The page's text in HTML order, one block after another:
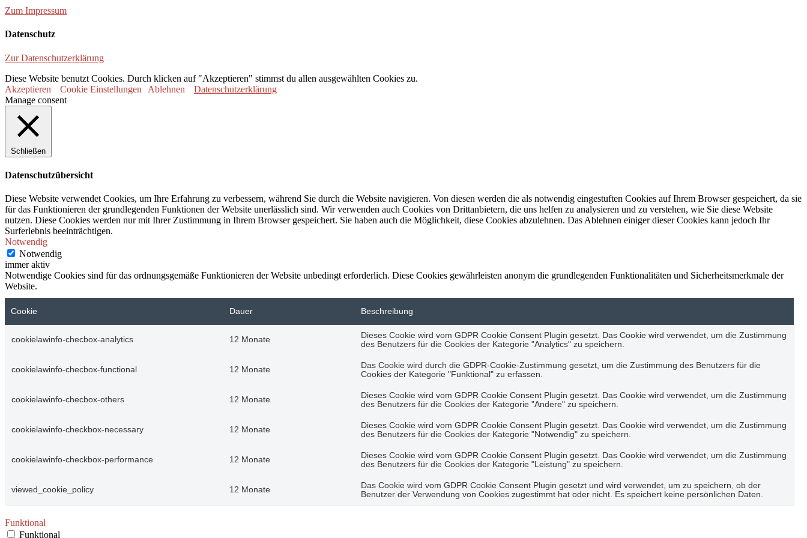
Zum Impressum
Datenschutz
Zur Datenschutzerklärung
Diese Website benutzt Cookies. Durch klicken auf "Akzeptieren" stimmst du allen ausgewählten Cookies zu.
Akzeptieren
Cookie Einstellungen Ablehnen
Datenschutzerklärung
Manage consent
Schließen
Datenschutzübersicht
Diese Website verwendet Cookies, um Ihre Erfahrung zu verbessern, während Sie durch die Website navigieren. Von diesen werden die als notwendig eingestuften Cookies auf Ihrem Browser gespeichert, da sie
für das Funktionieren der grundlegenden Funktionen der Website unerlässlich sind. Wir verwenden auch Cookies von Drittanbietern, die uns helfen zu analysieren und zu verstehen, wie Sie diese Website
nutzen. Diese Cookies werden nur mit Ihrer Zustimmung in Ihrem Browser gespeichert. Sie haben auch die Möglichkeit, diese Cookies abzulehnen. Das Ablehnen einiger dieser Cookies kann jedoch Ihr
Surferlebnis beeinträchtigen.
Notwendig
Notwendig
immer aktiv
Notwendige Cookies sind für das ordnungsgemäße Funktionieren der Website unbedingt erforderlich. Diese Cookies gewährleisten anonym die grundlegenden Funktionalitäten und Sicherheitsmerkmale der
Website.
Cookie Dauer Beschreibung
cookielawinfo-checbox-analytics 12 Monate
Dieses Cookie wird vom GDPR Cookie Consent Plugin gesetzt. Das Cookie wird verwendet, um die Zustimmung
des Benutzers für die Cookies der Kategorie "Analytics" zu speichern.
cookielawinfo-checbox-functional 12 Monate
Das Cookie wird durch die GDPR-Cookie-Zustimmung gesetzt, um die Zustimmung des Benutzers für die
Cookies der Kategorie "Funktional" zu erfassen.
cookielawinfo-checbox-others 12 Monate
Dieses Cookie wird vom GDPR Cookie Consent Plugin gesetzt. Das Cookie wird verwendet, um die Zustimmung
des Benutzers für die Cookies der Kategorie "Andere" zu speichern.
cookielawinfo-checkbox-necessary 12 Monate
Dieses Cookie wird vom GDPR Cookie Consent Plugin gesetzt. Das Cookie wird verwendet, um die Zustimmung
des Benutzers für die Cookies der Kategorie "Notwendig" zu speichern.
cookielawinfo-checkbox-performance 12 Monate
Dieses Cookie wird vom GDPR Cookie Consent Plugin gesetzt. Das Cookie wird verwendet, um die Zustimmung
des Benutzers für die Cookies der Kategorie "Leistung" zu speichern.
viewed_cookie_policy 12 Monate
Das Cookie wird vom GDPR Cookie Consent Plugin gesetzt und wird verwendet, um zu speichern, ob der
Benutzer der Verwendung von Cookies zugestimmt hat oder nicht. Es speichert keine persönlichen Daten.
Funktional
Funktional